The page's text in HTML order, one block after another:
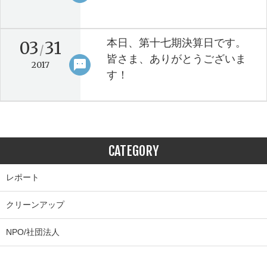
sms
03/31
2017
本日、第十七期決算日です。
皆さま、ありがとうございま
す！
keyboard_arrow_right
CATEGORY
レポート
クリーンアップ
NPO/社団法人